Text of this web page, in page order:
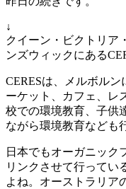
↓
クイーン・ビクトリア
ンズウィックにある
CERESは、メルボル
ーケット、カフェ、レ
校での環境教育、子供
ながら環境教育なども
日本でもオーガニック
リンクさせて行ってい
よね。オーストラリア